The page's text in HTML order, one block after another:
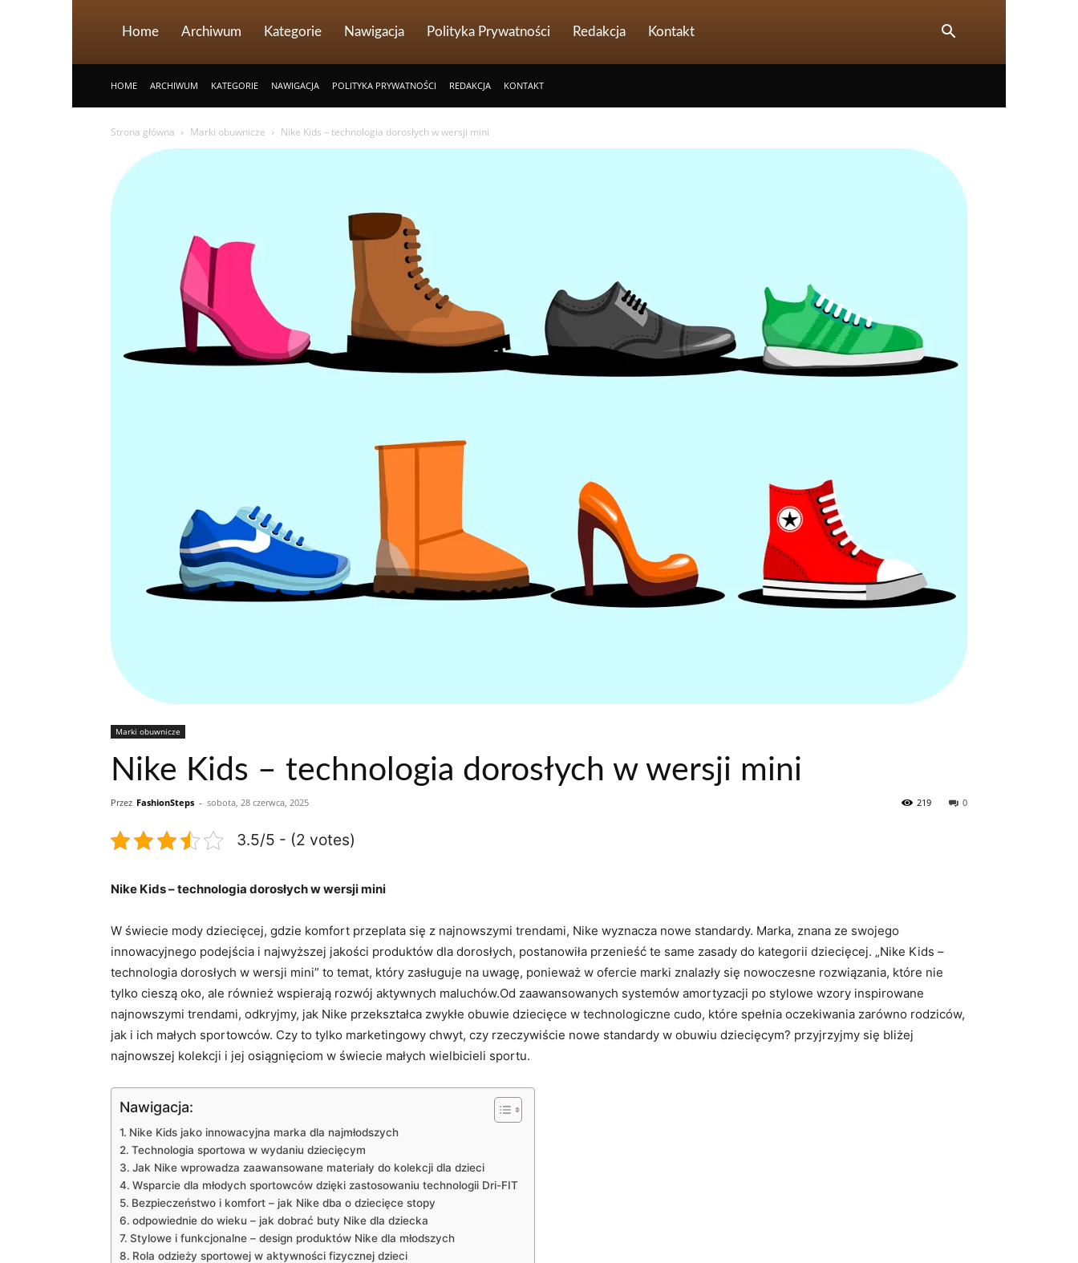
Home Archiwum Kategorie Nawigacja Polityka Prywatności Redakcja Kontakt
HOME ARCHIWUM KATEGORIE NAWIGACJA POLITYKA PRYWATNOŚCI REDAKCJA KONTAKT
Strona główna Marki obuwnicze Nike Kids – technologia dorosłych w wersji mini
Marki obuwnicze
Nike Kids – technologia dorosłych w wersji mini
Przez FashionSteps - sobota, 28 czerwca, 2025 0
219
3.5/5 - (2 votes)
Nike Kids – technologia dorosłych w wersji mini
W świecie mody dziecięcej, gdzie komfort przeplata się z najnowszymi trendami, Nike wyznacza nowe standardy. Marka, znana ze swojego
innowacyjnego podejścia i najwyższej jakości produktów dla dorosłych, postanowiła przenieść te same zasady do kategorii dziecięcej. „Nike Kids –
technologia dorosłych w wersji mini” to temat, który zasługuje na uwagę, ponieważ w ofercie marki znalazły się nowoczesne rozwiązania, które nie
tylko cieszą oko, ale również wspierają rozwój aktywnych maluchów.Od zaawansowanych systemów amortyzacji po stylowe wzory inspirowane
najnowszymi trendami, odkryjmy, jak Nike przekształca zwykłe obuwie dziecięce w technologiczne cudo, które spełnia oczekiwania zarówno rodziców,
jak i ich małych sportowców. Czy to tylko marketingowy chwyt, czy rzeczywiście nowe standardy w obuwiu dziecięcym? przyjrzyjmy się bliżej
najnowszej kolekcji i jej osiągnięciom w świecie małych wielbicieli sportu.
Nawigacja:
Nike Kids jako innowacyjna marka dla najmłodszych
Technologia sportowa w wydaniu dziecięcym
Jak Nike wprowadza zaawansowane materiały do kolekcji dla dzieci
Wsparcie dla młodych sportowców dzięki zastosowaniu technologii Dri-FIT
Bezpieczeństwo i komfort – jak Nike dba o dziecięce stopy
odpowiednie do wieku – jak dobrać buty Nike dla dziecka
Stylowe i funkcjonalne – design produktów Nike dla młodszych
Rola odzieży sportowej w aktywności fizycznej dzieci